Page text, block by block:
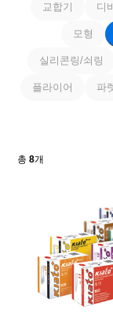
교합기 디
모형
실리콘링/쇠링
플라이어 파
총8개